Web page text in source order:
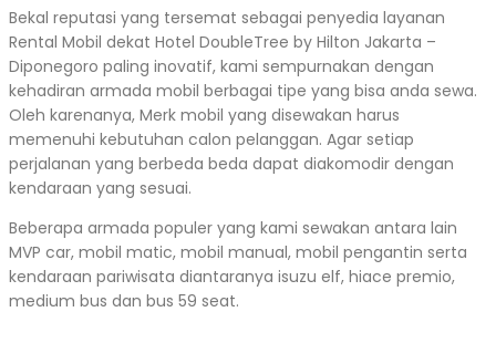
Bekal reputasi yang tersemat sebagai penyedia layanan
Rental Mobil dekat Hotel DoubleTree by Hilton Jakarta –
Diponegoro paling inovatif, kami sempurnakan dengan
kehadiran armada mobil berbagai tipe yang bisa anda sewa.
Oleh karenanya, Merk mobil yang disewakan harus
memenuhi kebutuhan calon pelanggan. Agar setiap
perjalanan yang berbeda beda dapat diakomodir dengan
kendaraan yang sesuai.
Beberapa armada populer yang kami sewakan antara lain
MVP car, mobil matic, mobil manual, mobil pengantin serta
kendaraan pariwisata diantaranya isuzu elf, hiace premio,
medium bus dan bus 59 seat.